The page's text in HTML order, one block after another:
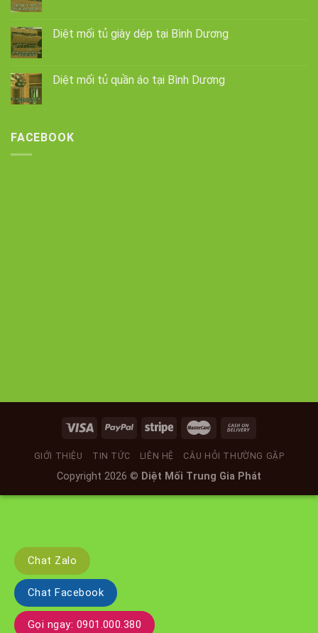
Diệt mối tủ giày dép tại Bình Dương
Diệt mối tủ quần áo tại Bình Dương
FACEBOOK
GIỚI THIỆU TIN TỨC LIÊN HỆ CÂU HỎI THƯỜNG GẶP
Copyright 2026 © Diệt Mối Trung Gia Phát
Chat Zalo
Chat Facebook
Gọi ngay: 0901.000.380